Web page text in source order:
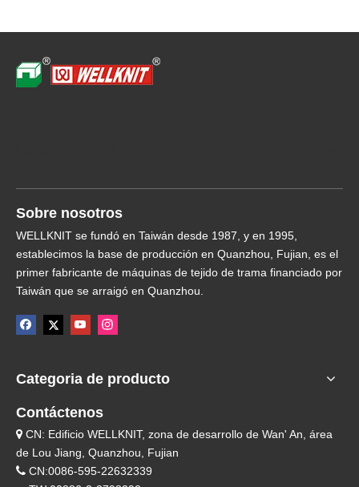
Sobre nosotros
WELLKNIT se fundó en Taiwán desde 1987, y en 1995,
establecimos la base de producción en Quanzhou, Fujian, es el
primer fabricante de máquinas de tejido de trama financiado por
Taiwán que se arraigó en Quanzhou.
Categoria de producto
Contáctenos
 CN: Edificio WELLKNIT, zona de desarrollo de Wan' An, área
de Lou Jiang, Quanzhou, Fujian
 CN:0086-595-22632339